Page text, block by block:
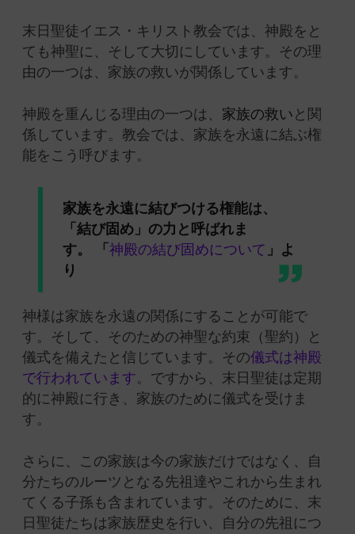
末日聖徒イエス・キリスト教会では、神殿をと
ても神聖に、そして大切にしています。その理
由の一つは、家族の救いが関係しています。
神殿を重んじる理由の一つは、 家族の救い と関
係しています。教会では、家族を永遠に結ぶ権
能をこう呼びます。
家族を永遠に結びつける権能は、
「結び固め」の力と呼ばれま
す。 「 神殿の結び固めについて 」よ
り
神様は家族を永遠の関係にすることが可能で
す。そして、そのための神聖な約束（聖約）と
儀式を備えたと信じています。その儀式は神殿
で行われています。ですから、末日聖徒は定期
的に神殿に行き、家族のために儀式を受けま
す。
さらに、この家族は今の家族だけではなく、自
分たちのルーツとなる先祖達やこれから生まれ
てくる子孫も含まれています。そのために、末
日聖徒たちは家族歴史を行い、自分の先祖につ